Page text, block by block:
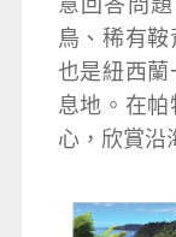
意回答問
鳥、稀有
也是紐西蘭
息地。在
心，欣賞沿